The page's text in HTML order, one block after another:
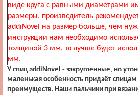
виде круга с равными диаметрами
размеры, производитель
addiNovel на размер больше, чем
инструкции нам необходимо
толщиной 3 мм, то лучше будет
мм.
У спиц addiNovel - закругленные, но
маленькая особенность придаёт
преимуществ. Наши пальчики при